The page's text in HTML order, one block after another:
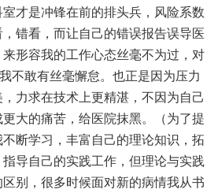
才是冲锋在前的排头兵，风险系数
错看，而让自己的错误报告误导医
形容我的工作心态丝毫不为过，对
不敢有丝毫懈怠。也正是因为压力
力求在技术上更精湛，不因为自己
大的痛苦，给医院抹黑。（为了提
断学习，丰富自己的理论知识，拓
导自己的实践工作，但理论与实践
别，很多时候面对新的病情我从书